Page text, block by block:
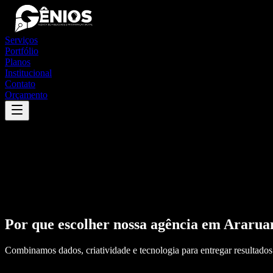
Serviços
Portfólio
Planos
Institucional
Contato
Orçamento
Por que escolher nossa agência em
Combinamos dados, criatividade e tecnologia para entregar